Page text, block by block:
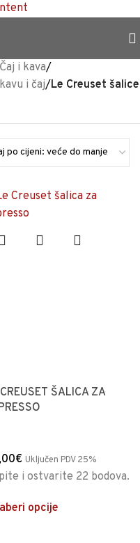
Čaj i kava/
i čaj/Le Creuset šalice
ŠALICA ZA
€ Uključen PDV 25%
i ostvarite 22 bodova.
opcije